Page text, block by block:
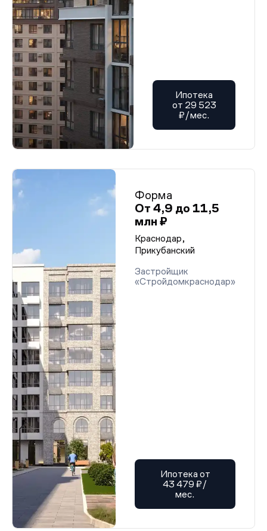
Ипотека
от 29 523
₽/мес.
Форма
От 4,9 до 11,5
млн ₽
Краснодар,
Прикубанский
Застройщик
«Стройдомкраснодар»
Ипотека от
43 479 ₽/
мес.